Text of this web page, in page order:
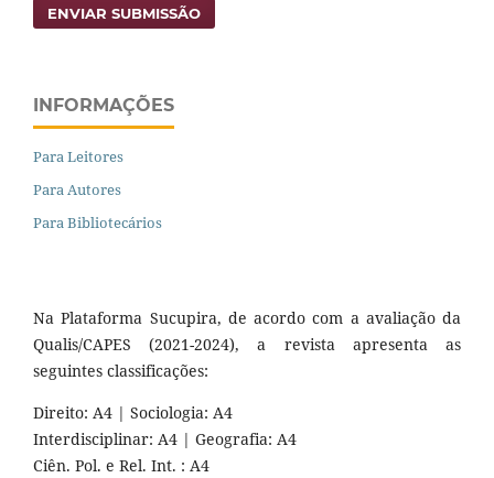
ENVIAR SUBMISSÃO
INFORMAÇÕES
Para Leitores
Para Autores
Para Bibliotecários
Na Plataforma Sucupira, de acordo com a avaliação da
Qualis/CAPES (2021-2024), a revista apresenta as
seguintes classificações:
Direito: A4 | Sociologia: A4
Interdisciplinar: A4 | Geografia: A4
Ciên. Pol. e Rel. Int. : A4